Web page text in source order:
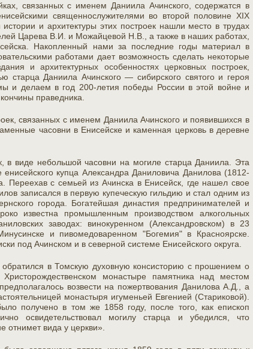
связанных с именем Даниила Ачинского, содержатся в
священнослужителями во второй половине XIX
и архитектуры этих построек нашли место в трудах
Царева В.И. и Можайцевой Н.В., а также в наших работах,
Накопленный нами за последние годы материал в
работами дает возможность сделать некоторые
и архитектурных особенностях церковных построек,
старца Даниила Ачинского — сибирского святого и героя
и делаем в год 200-летия победы России в этой войне и
праведника.
связанных с именем Даниила Ачинского и появившихся в
часовни в Енисейске и каменная церковь в деревне
в виде небольшой часовни на могиле старца Даниила. Эта
купца Александра Даниловича Данилова (1812-
Переехав с семьей из Ачинска в Енисейск, где нашел свое
записался в первую купеческую гильдию и стал одним из
города. Богатейшая династия предпринимателей и
известна промышленным производством алкогольных
заводах: винокуренном (Александровском) в 23
и пивомедоваренном "Богемия" в Красноярске.
под Ачинском и в северной системе Енисейского округа.
в Томскую духовную консисторию с прошением о
монастыре памятника над местом
возвести на пожертвования Данилова А.Д., а
монастыря игуменьей Евгенией (Стариковой).
получено в том же 1858 году, после того, как епископ
освидетельствовал могилу старца и убедился, что
отнимет вида у церкви».